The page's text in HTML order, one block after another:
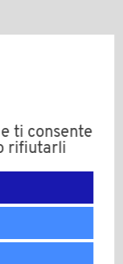
ti consente
rifiutarli